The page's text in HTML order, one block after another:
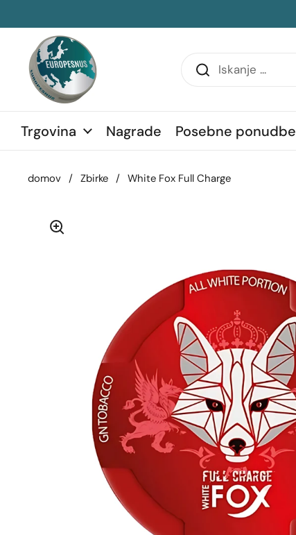
Trgovina Nagrade Posebne ponudbe
vrstico
domov / Zbirke / White Fox Full Charge